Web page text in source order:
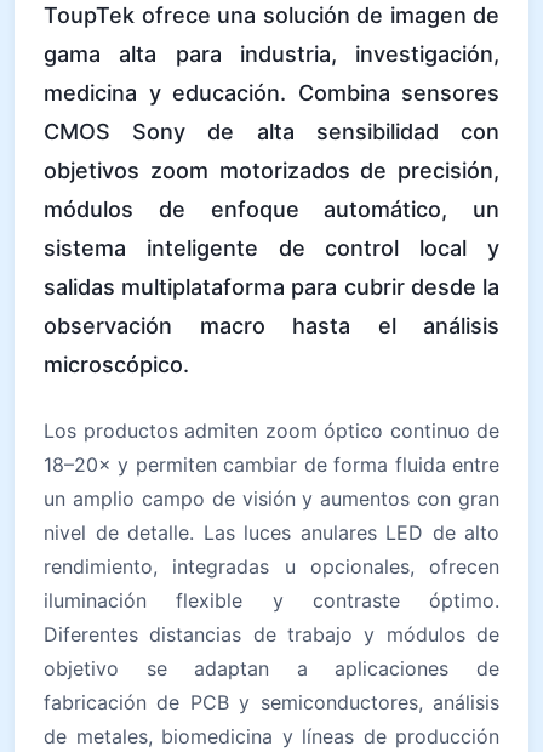
ToupTek ofrece una solución de imagen de
gama alta para industria, investigación,
medicina y educación. Combina sensores
CMOS Sony de alta sensibilidad con
objetivos zoom motorizados de precisión,
módulos de enfoque automático, un
sistema inteligente de control local y
salidas multiplataforma para cubrir desde la
observación macro hasta el análisis
microscópico.
Los productos admiten zoom óptico continuo de
18–20× y permiten cambiar de forma fluida entre
un amplio campo de visión y aumentos con gran
nivel de detalle. Las luces anulares LED de alto
rendimiento, integradas u opcionales, ofrecen
iluminación flexible y contraste óptimo.
Diferentes distancias de trabajo y módulos de
objetivo se adaptan a aplicaciones de
fabricación de PCB y semiconductores, análisis
de metales, biomedicina y líneas de producción